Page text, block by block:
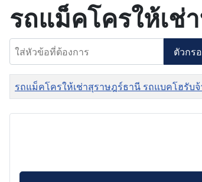
รถแม็คโครให้เช่
ใส่หัวข้อที่ต้องการ
ตัวกร
ชื่อ
รถแม็คโครให้เช่าสุราษฎร์ธานี รถแบคโฮรับ